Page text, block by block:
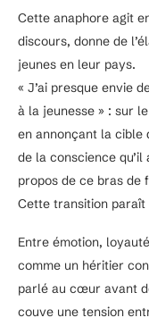
Cette anaphore agit
discours, donne de
jeunes en leur pays.
« J’ai presque envie
à la jeunesse » : sur
en annonçant la
de la conscience
propos de ce bras de
Cette transition paraît
Entre émotion,
comme un héritier
parlé au cœur avant
couve une tension